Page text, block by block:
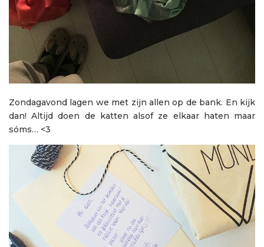
Zondagavond lagen we met zijn allen op de bank. En kijk
dan! Altijd doen de katten alsof ze elkaar haten maar
sóms… <3